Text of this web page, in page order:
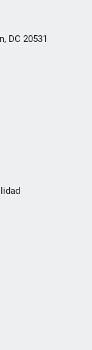
DC 20531